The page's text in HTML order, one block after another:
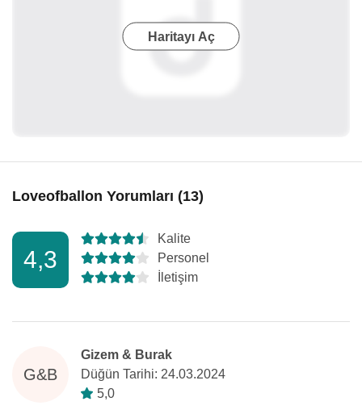
Haritayı Aç
Loveofballon Yorumları (13)
4,3
Kalite
Personel
İletişim
G&B
Gizem & Burak
Düğün Tarihi: 24.03.2024
5,0